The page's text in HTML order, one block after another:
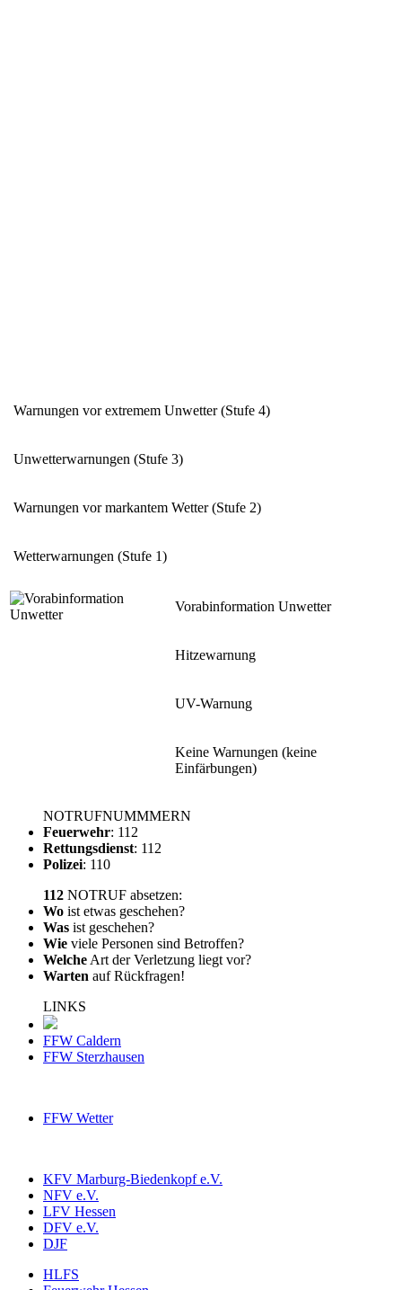
Warnungen vor extremem Unwetter (Stufe 4)
Unwetterwarnungen (Stufe 3)
Warnungen vor markantem Wetter (Stufe 2)
Wetterwarnungen (Stufe 1)
Vorabinformation Unwetter
Hitzewarnung
UV-Warnung
Keine Warnungen (keine
Einfärbungen)
NOTRUFNUMMMERN
Feuerwehr: 112
Rettungsdienst: 112
Polizei: 110
112 NOTRUF absetzen:
Wo ist etwas geschehen?
Was ist geschehen?
Wie viele Personen sind Betroffen?
Welche Art der Verletzung liegt vor?
Warten auf Rückfragen!
LINKS
FFW Caldern
FFW Sterzhausen
FFW Wetter
KFV Marburg-Biedenkopf e.V.
NFV e.V.
LFV Hessen
DFV e.V.
DJF
HLFS